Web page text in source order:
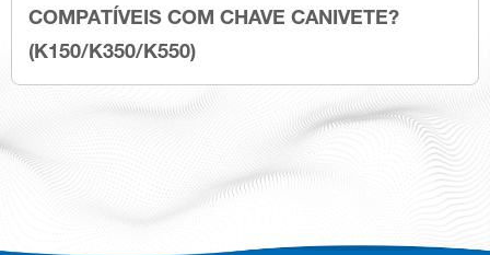
COMPATÍVEIS COM CHAVE CANIVETE?
(K150/K350/K550)